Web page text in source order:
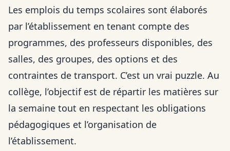
Les emplois du temps scolaires sont élaborés
par l’établissement en tenant compte des
programmes, des professeurs disponibles, des
salles, des groupes, des options et des
contraintes de transport. C’est un vrai puzzle. Au
collège, l’objectif est de répartir les matières sur
la semaine tout en respectant les obligations
pédagogiques et l’organisation de
l’établissement.